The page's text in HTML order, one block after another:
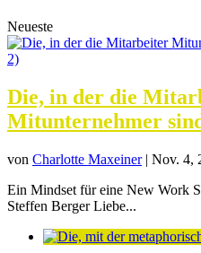
Neueste
Die, in der die
Mitunternehmer
von Charlotte Maxeiner| Nov. 4,
Ein Mindset für eine New Work
Steffen Berger Liebe...